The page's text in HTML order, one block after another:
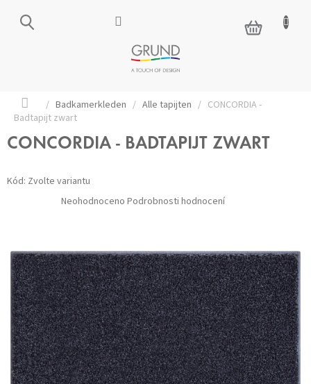
NÁKUPNÍ
KOŠÍK
Domů
/ Badkamerkleden / Alle tapijten / CONCORDIA -
Badtapijt zwart
CONCORDIA - BADTAPIJT ZWART
Kód: Zvolte variantu
Průměrné
hodnocení
hvězdiček.
Neohodnoceno Podrobnosti hodnocení